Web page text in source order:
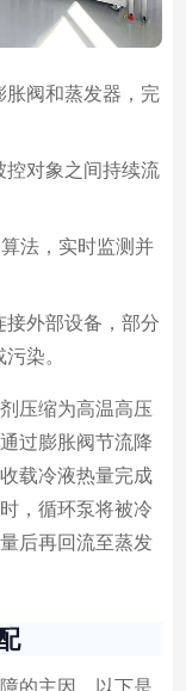
胀阀和蒸发器，完
控对象之间持续流
法，实时监测并
外部设备，部分
染。
压缩为高温高压
过膨胀阀节流降
载冷液热量完成
，循环泵将被冷
后再回流至蒸发